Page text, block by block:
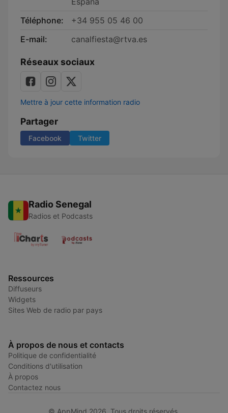
Téléphone:
+34 955 05 46 00
E-mail:
canalfiesta@rtva.es
Réseaux sociaux
Mettre à jour cette information radio
Partager
Facebook Twitter
Radio Senegal
Radios et Podcasts
Ressources
Diffuseurs
Widgets
Sites Web de radio par pays
À propos de nous et contacts
Politique de confidentialité
Conditions d'utilisation
À propos
Contactez nous
© AppMind 2026. Tous droits réservés.